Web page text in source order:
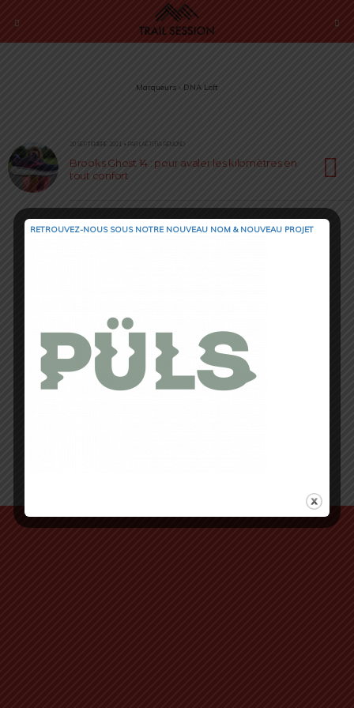
Marqueurs › DNA Loft
20 SEPTEMBRE 2021 • PAR LAËTITIA RÉMOND
Brooks Ghost 14 : pour avaler les kilomètres en
tout confort
RETROUVEZ-NOUS SOUS NOTRE NOUVEAU NOM & NOUVEAU PROJET